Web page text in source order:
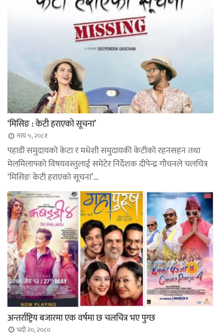
‘मिसिङ : केटी हराएको सूचना’
माघ ५, २०८१
पहाडी समुदायको केटा र मधेशी समुदायकी केटीको रहनसहन तथा
मेलमिलापको विषयवस्तुलाई समेटेर निर्देशक दीपेन्द्र गौचनले चलचित्र
‘मिसिङः केटी हराएको सूचना’…
अन्तर्राष्ट्रिय बजारमा एक वर्षमा छ चलचित्र भए पुग्छ
भदौ २०, २०८०